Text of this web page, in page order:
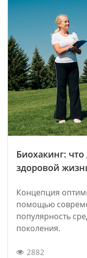
Биохакинг:
здоровой
Концепция
помощью
популярность
поколения.
2882